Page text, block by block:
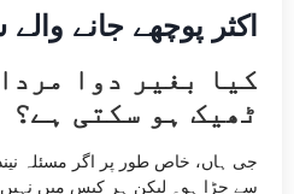
اکثر پوچھے جانے
کیا بغیر دوا
ٹھیک ہو سکتی ہے؟
جی ہاں، خاص طور پر اگر مسئلہ
سے جڑا ہو۔ لیکن ہر کیس میں نہیں۔